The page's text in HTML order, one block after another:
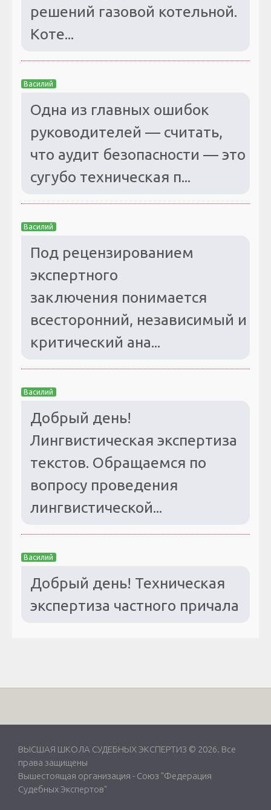
решений газовой котельной.
Коте...
Василий
Одна из главных ошибок
руководителей — считать,
что аудит безопасности — это
сугубо техническая п...
Василий
Под рецензированием
экспертного
заключения понимается
всесторонний, независимый и
критический ана...
Василий
Добрый день!
Лингвистическая экспертиза
текстов. Обращаемся по
вопросу проведения
лингвистической...
Василий
Добрый день! Техническая
экспертиза частного причала
ВЫСШАЯ ШКОЛА СУДЕБНЫХ ЭКСПЕРТИЗ © 2026. Все
права защищены
Вышестоящая организация - Союз "Федерация
Судебных Экспертов"